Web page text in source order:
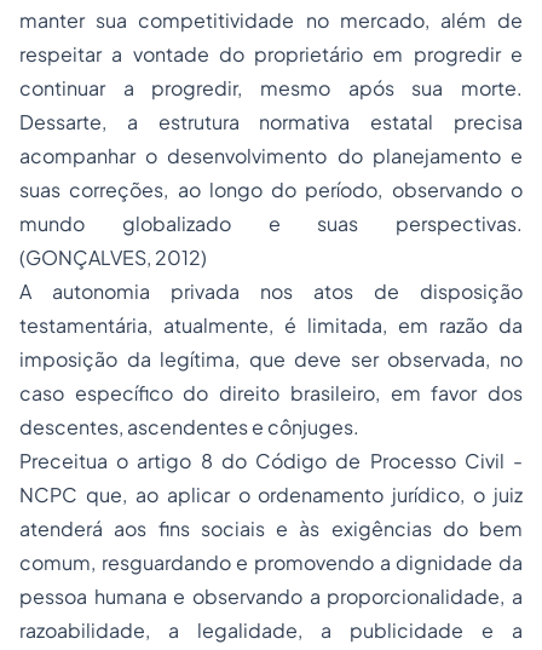
manter sua competitividade no mercado, além de
respeitar a vontade do proprietário em progredir e
continuar a progredir, mesmo após sua morte.
Dessarte, a estrutura normativa estatal precisa
acompanhar o desenvolvimento do planejamento e
suas correções, ao longo do período, observando o
mundo globalizado e suas perspectivas.
(GONÇALVES, 2012)
A autonomia privada nos atos de disposição
testamentária, atualmente, é limitada, em razão da
imposição da legítima, que deve ser observada, no
caso específico do direito brasileiro, em favor dos
descentes, ascendentes e cônjuges.
Preceitua o artigo 8 do Código de Processo Civil -
NCPC que, ao aplicar o ordenamento jurídico, o juiz
atenderá aos fins sociais e às exigências do bem
comum, resguardando e promovendo a dignidade da
pessoa humana e observando a proporcionalidade, a
razoabilidade, a legalidade, a publicidade e a